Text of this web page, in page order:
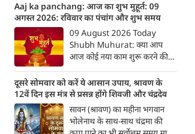
आप अपनी राशि के अनुसार चातुर्मास
में कुछ विशेष उपाय करते हैं, तो
जीवन में आ रही और घर में सुख-
समृद्धि का वास होता है। यहां जानें
12 राशियों के लिए चातुर्मास के
Aaj ka panchang: आज का शुभ मुहूर्त: 09
अगस्‍त 2026: रविवार का पंचांग और शुभ समय
09 August 2026 Today
Shubh Muhurat: क्या आप
आज कोई नया काम शुरू करने की
लेने वाले हैं? ज्योतिष और पंचांग के
अनुसार, किसी भी शुभ कार्य को सही
मुहूर्त में करने से सफलता की
संभावना बढ़ जाती है। 'वेबदुनिया'
आपके लिए लेकर आया है 09
दूसरे सोमवार को करें ये आसान उपाय, श्रावण के
12वें दिन इस मंत्र से प्रसन्न होंगे शिवजी और चंद्रदेव
सावन (श्रावण) का महीना भगवान
भोलेनाथ के साथ-साथ चंद्रमा की